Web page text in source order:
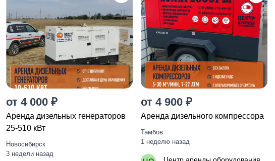
от 4 000 ₽
Аренда дизельных генераторов
25-510 кВт
Новосибирск
3 недели назад
от 4 900 ₽
Аренда дизельного компрессора
Тамбов
1 неделю назад